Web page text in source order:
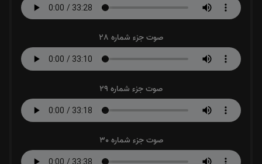
صوت جزء شماره 28
صوت جزء شماره 29
صوت جزء شماره 30